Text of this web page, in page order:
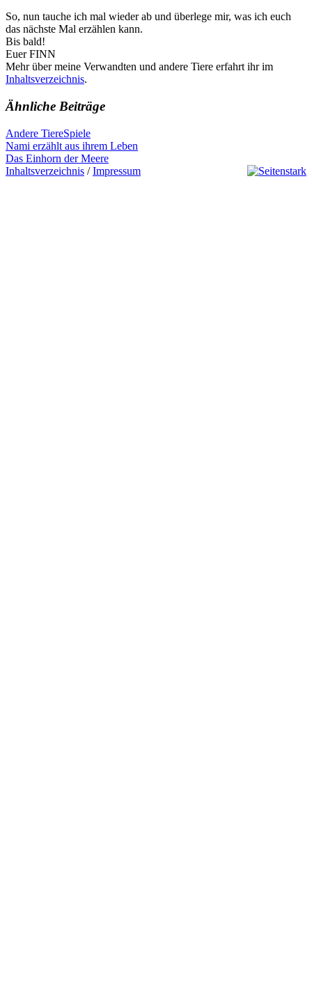
So, nun tauche ich mal wieder ab und überlege mir, was ich euch
das nächste Mal erzählen kann.
Bis bald!
Euer FINN
Mehr über meine Verwandten und andere Tiere erfahrt ihr im
Inhaltsverzeichnis.
Ähnliche Beiträge
Andere TiereSpiele
Beitragsnavigation
Previous
Post:
Nami erzählt aus ihrem Leben
Next
Post:
Das Einhorn der Meere
Inhaltsverzeichnis /Impressum